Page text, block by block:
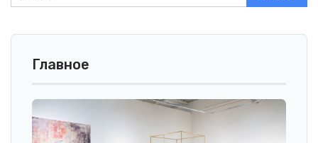
Главное